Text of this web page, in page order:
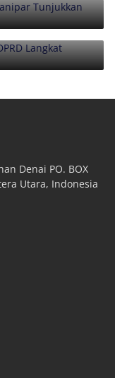
Langkat Menguat,
Denai PO. BOX
Utara, Indonesia